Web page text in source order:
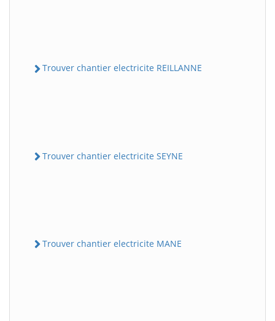
Trouver chantier electricite REILLANNE
Trouver chantier electricite SEYNE
Trouver chantier electricite MANE